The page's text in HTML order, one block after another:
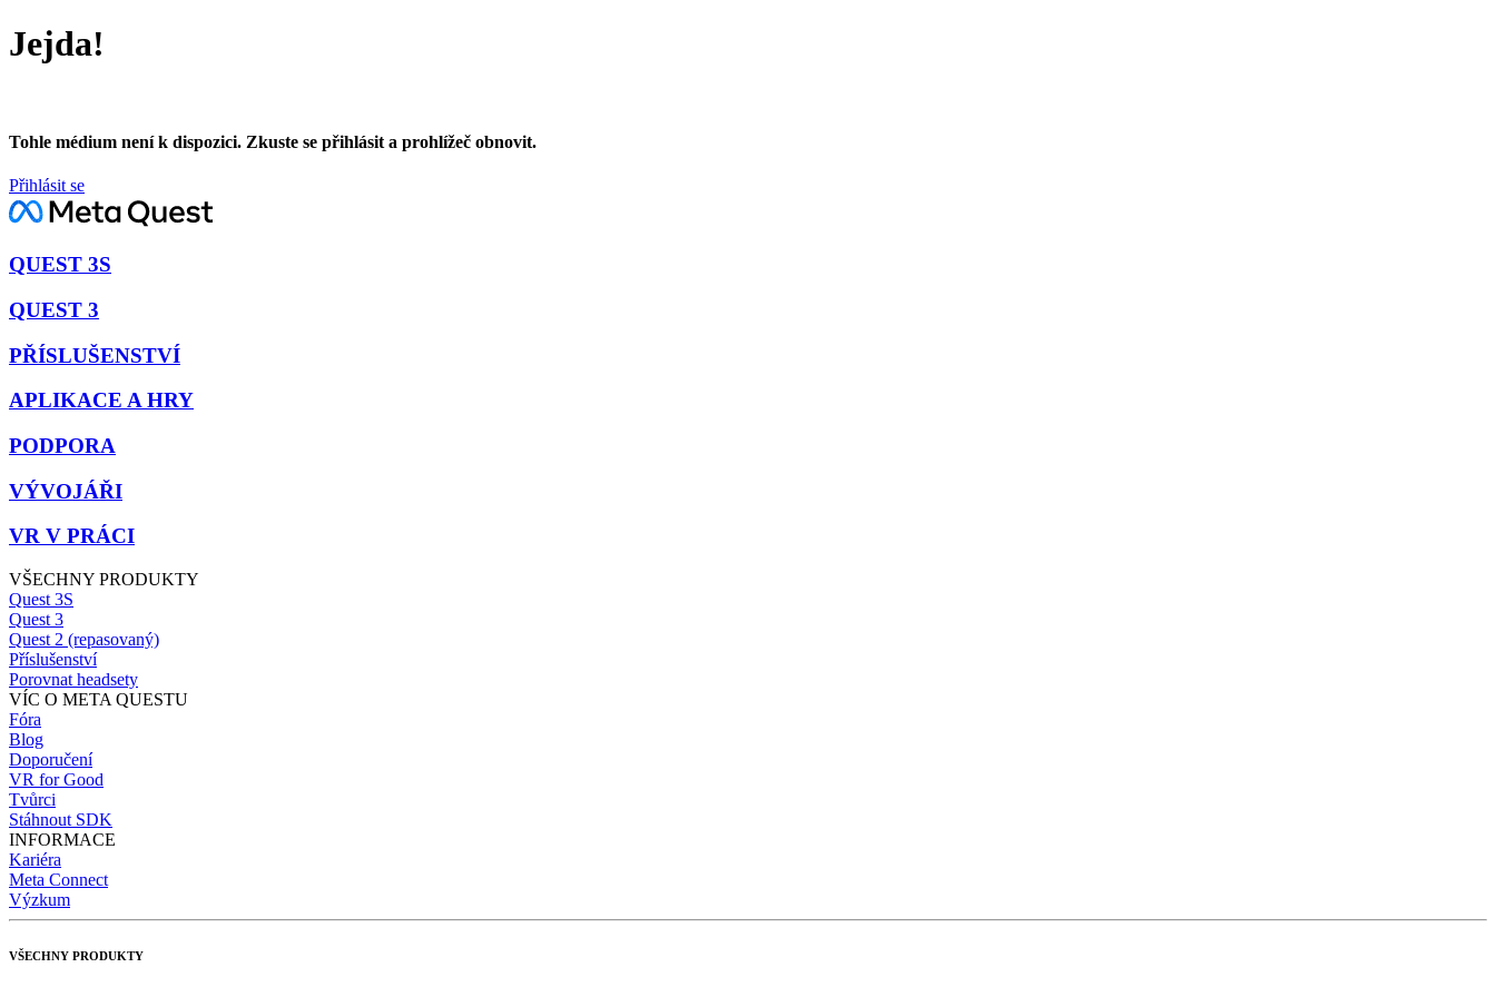
Jejda!
Tohle médium není k dispozici. Zkuste se přihlásit a prohlížeč obnovit.
Přihlásit se
QUEST 3S
QUEST 3
PŘÍSLUŠENSTVÍ
APLIKACE A HRY
PODPORA
VÝVOJÁŘI
VR V PRÁCI
VŠECHNY PRODUKTY
Quest 3S
Quest 3
Quest 2 (repasovaný)
Příslušenství
Porovnat headsety
VÍC O META QUESTU
Fóra
Blog
Doporučení
VR for Good
Tvůrci
Stáhnout SDK
INFORMACE
Kariéra
Meta Connect
Výzkum
VŠECHNY PRODUKTY